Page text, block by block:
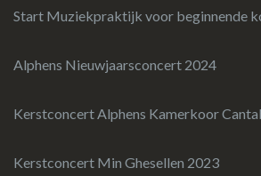
Start Muziekpraktijk voor beginnende
Alphens Nieuwjaarsconcert 2024
Kerstconcert Alphens Kamerkoor
Kerstconcert Min Ghesellen 2023